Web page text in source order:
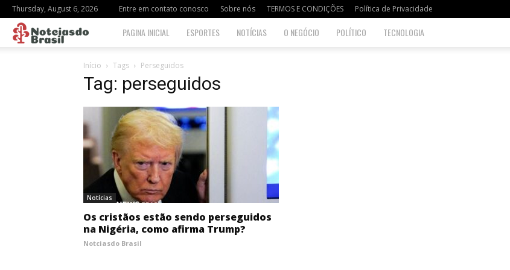
Thursday, August 6, 2026 Entre em contato conosco Sobre nós TERMOS E CONDIÇÕES Política de Privacidade
Notciasdo
Brasil
PAGINA INICIAL ESPORTES NOTÍCIAS O NEGÓCIO POLÍTICO TECNOLOGIA
Início Tags Perseguidos
Tag: perseguidos
Notícias
Os cristãos estão sendo perseguidos
na Nigéria, como afirma Trump?
Notciasdo Brasil